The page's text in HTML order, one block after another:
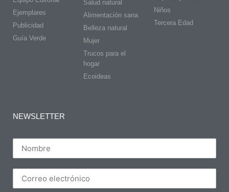
Ejemplares
Publicidad
Guía Verde
Salud natural
Alimentación sana
Belleza natural
Mujer
Trucos para el
hogar
Ecoideas
Niños
Tercera Edad
NEWSLETTER